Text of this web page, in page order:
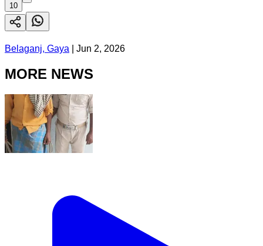
10
Belaganj, Gaya Jun 2, 2026
MORE NEWS